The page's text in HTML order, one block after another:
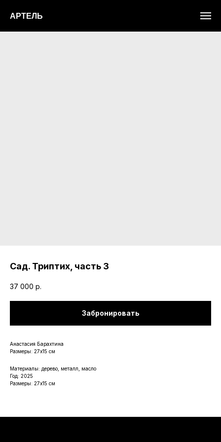
АРТЕЛЬ
Сад. Триптих, часть 3
37 000 р.
Забронировать
Анастасия Барахтина
Размеры: 27х15 см
Материалы: дерево, металл, масло
Год: 2025
Размеры: 27х15 см